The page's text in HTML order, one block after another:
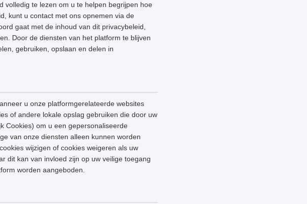
volledig te lezen om u te helpen begrijpen hoe
kunt u contact met ons opnemen via de
gaat met de inhoud van dit privacybeleid,
Door de diensten van het platform te blijven
gebruiken, opslaan en delen in
u onze platformgerelateerde websites
of andere lokale opslag gebruiken die door uw
Cookies) om u een gepersonaliseerde
van onze diensten alleen kunnen worden
wijzigen of cookies weigeren als uw
dit kan van invloed zijn op uw veilige toegang
worden aangeboden.